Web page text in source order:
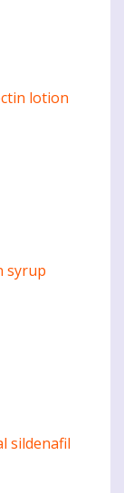
lotion
syrup
sildenafil